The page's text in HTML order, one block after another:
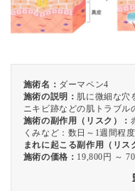
施術名： ダーマペン4
施術の説明： 肌に微細な穴
ニキビ跡などの肌トラブル
施術の副作用（リスク）：
くみなど：数日～1週間程度
まれに起こる副作用（リス
施術の価格： 19,800円 ～